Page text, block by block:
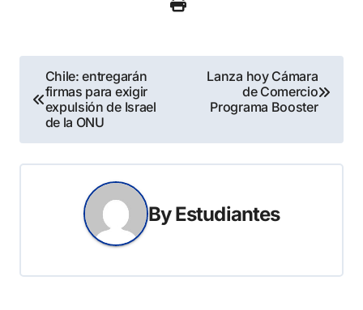
Navegación
de
entradas
Chile: entregarán
firmas para exigir
expulsión de Israel
de la ONU
Lanza hoy Cámara
de Comercio
Programa Booster
ByEstudiantes